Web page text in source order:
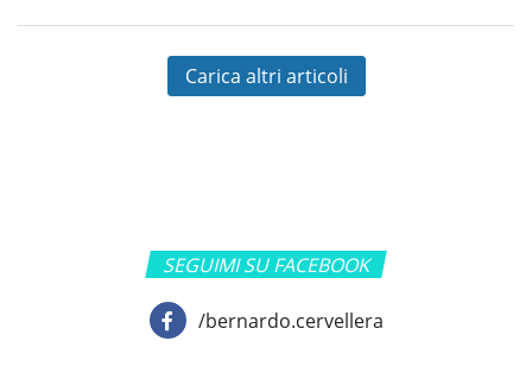
Carica altri articoli
SEGUIMI SU FACEBOOK
/bernardo.cervellera